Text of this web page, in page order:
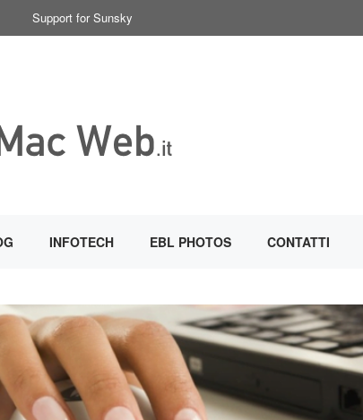
Support for Sunsky
INFOTECH EBL PHOTOS CONTATTI